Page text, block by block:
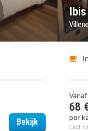
Bekijk ibis Liège
Vanaf
68
per
Excl.